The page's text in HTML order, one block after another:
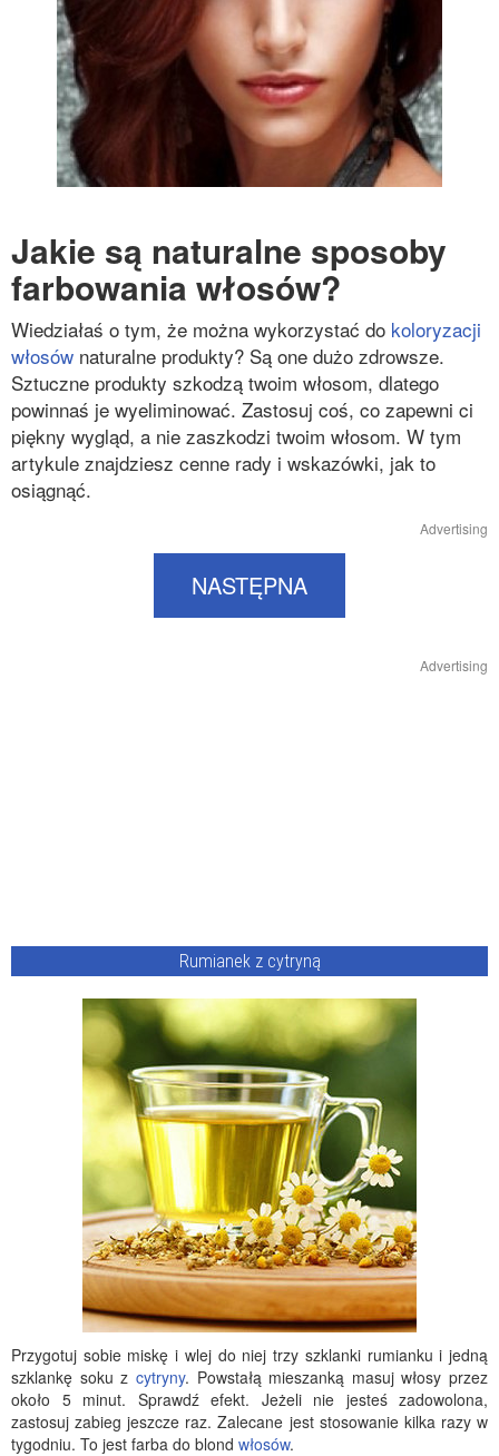
Jakie są naturalne sposoby
farbowania włosów?
Wiedziałaś o tym, że można wykorzystać do koloryzacji
włosów naturalne produkty? Są one dużo zdrowsze.
Sztuczne produkty szkodzą twoim włosom, dlatego
powinnaś je wyeliminować. Zastosuj coś, co zapewni ci
piękny wygląd, a nie zaszkodzi twoim włosom. W tym
artykule znajdziesz cenne rady i wskazówki, jak to
osiągnąć.
Advertising
NASTĘPNA
Advertising
Rumianek z cytryną
Przygotuj sobie miskę i wlej do niej trzy szklanki rumianku i jedną
szklankę soku z cytryny. Powstałą mieszanką masuj włosy przez
około 5 minut. Sprawdź efekt. Jeżeli nie jesteś zadowolona,
zastosuj zabieg jeszcze raz. Zalecane jest stosowanie kilka razy w
tygodniu. To jest farba do blond włosów.